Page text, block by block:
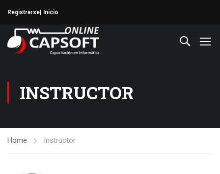
Registrarse | Inicio
INSTRUCTOR
Home Instructor